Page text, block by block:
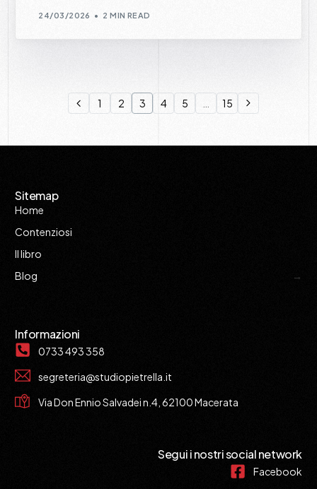
24/03/2026 2 MIN READ
1 2 3 4 5 15
Sitemap
Home
Contenziosi
Il libro
Blog
Informazioni
0733 493 358
segreteria@studiopietrella.it
Via Don Ennio Salvadei n.4, 62100 Macerata
Segui i nostri social network
Facebook